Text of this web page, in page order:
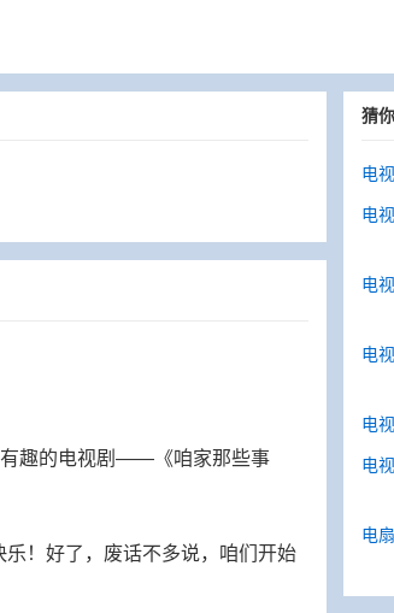
有趣的电视剧——《咱家那些事
！好了，废话不多说，咱们开始
猜
电
电
电
电
电
电
电